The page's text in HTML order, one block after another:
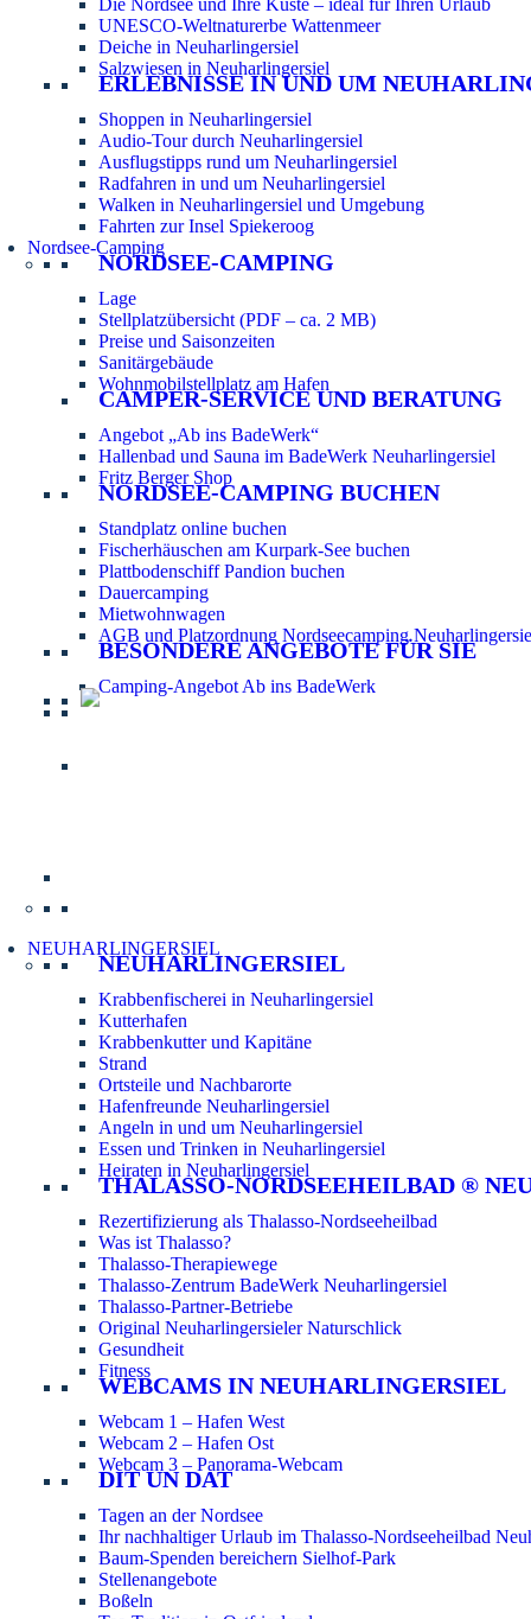
Die Nordsee und Ihre Küste – ideal für Ihren Urlaub
UNESCO-Weltnaturerbe Wattenmeer
Deiche in Neuharlingersiel
Salzwiesen in Neuharlingersiel
ERLEBNISSE IN UND UM
Shoppen in Neuharlingersiel
Audio-Tour durch Neuharlingersiel
Ausflugstipps rund um Neuharlingersiel
Radfahren in und um Neuharlingersiel
Walken in Neuharlingersiel und Umgebung
Fahrten zur Insel Spiekeroog
Nordsee-Camping
NORDSEE-CAMPING
Lage
Stellplatzübersicht (PDF – ca. 2 MB)
Preise und Saisonzeiten
Sanitärgebäude
Wohnmobilstellplatz am Hafen
CAMPER-SERVICE UND BERATUNG
Angebot „Ab ins BadeWerk“
Hallenbad und Sauna im BadeWerk Neuharlingersiel
Fritz Berger Shop
NORDSEE-CAMPING BUCHEN
Standplatz online buchen
Fischerhäuschen am Kurpark-See buchen
Plattbodenschiff Pandion buchen
Dauercamping
Mietwohnwagen
AGB und Platzordnung Nordseecamping
BESONDERE ANGEBOTE FÜR SIE
Camping-Angebot Ab ins BadeWerk
NEUHARLINGERSIEL
NEUHARLINGERSIEL
Krabbenfischerei in Neuharlingersiel
Kutterhafen
Krabbenkutter und Kapitäne
Strand
Ortsteile und Nachbarorte
Hafenfreunde Neuharlingersiel
Angeln in und um Neuharlingersiel
Essen und Trinken in Neuharlingersiel
Heiraten in Neuharlingersiel
THALASSO-NORDSEEHEILBAD ®
Rezertifizierung als Thalasso-Nordseeheilbad
Was ist Thalasso?
Thalasso-Therapiewege
Thalasso-Zentrum BadeWerk Neuharlingersiel
Thalasso-Partner-Betriebe
Original Neuharlingersieler Naturschlick
Gesundheit
Fitness
WEBCAMS IN NEUHARLINGERSIEL
Webcam 1 – Hafen West
Webcam 2 – Hafen Ost
Webcam 3 – Panorama-Webcam
DIT UN DAT
Tagen an der Nordsee
Ihr nachhaltiger Urlaub im Thalasso-Nordseeheilbad
Baum-Spenden bereichern Sielhof-Park
Stellenangebote
Boßeln